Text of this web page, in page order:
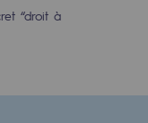
“droit à